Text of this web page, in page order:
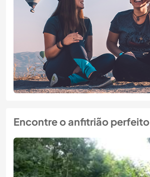
Encontre o anfitrião perfeito